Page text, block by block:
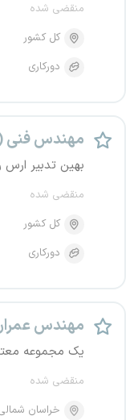
منقضی شده
کل کشور
دورکاری
مهندس فنی
بهین تدبیر ارس
منقضی شده
کل کشور
دورکاری
مهندس
یک مجموعه
منقضی شده
خراسان